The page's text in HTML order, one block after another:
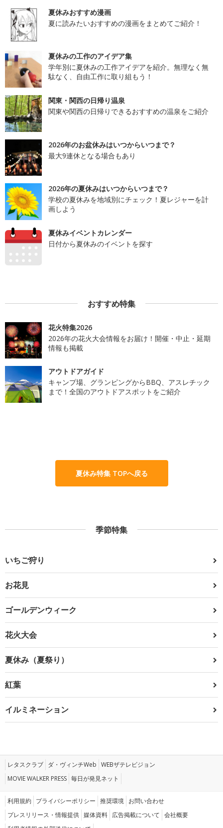
夏休みおすすめ漫画
夏に読みたいおすすめの漫画をまとめてご紹介！
夏休みの工作のアイデア集
学年別に夏休みの工作アイデアを紹介。無理なく無
駄なく、自由工作に取り組もう！
関東・関西の日帰り温泉
関東や関西の日帰りできるおすすめの温泉をご紹介
2026年のお盆休みはいつからいつまで？
最大9連休となる場合もあり
2026年の夏休みはいつからいつまで？
学校の夏休みを地域別にチェック！夏レジャーを計
画しよう
夏休みイベントカレンダー
日付から夏休みのイベントを探す
おすすめ特集
花火特集2026
2026年の花火大会情報をお届け！開催・中止・延期
情報も掲載
アウトドアガイド
キャンプ場、グランピングからBBQ、アスレチック
まで！全国のアウトドアスポットをご紹介
夏休み特集 TOPへ戻る
季節特集
いちご狩り
お花見
ゴールデンウィーク
花火大会
夏休み（夏祭り）
紅葉
イルミネーション
レタスクラブ ダ・ヴィンチWeb WEBザテレビジョン
MOVIE WALKER PRESS 毎日が発見ネット
利用規約 プライバシーポリシー 推奨環境 お問い合わせ
プレスリリース・情報提供 媒体資料 広告掲載について 会社概要